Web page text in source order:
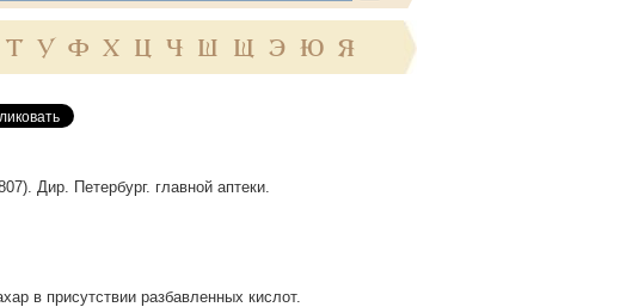
Т У Ф Х Ц Ч Ш Щ Э Ю Я
Дир. Петербург. главной аптеки.
в присутствии разбавленных кислот.